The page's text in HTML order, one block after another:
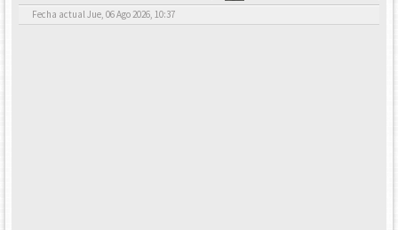
Fecha actual Jue, 06 Ago 2026, 10:37